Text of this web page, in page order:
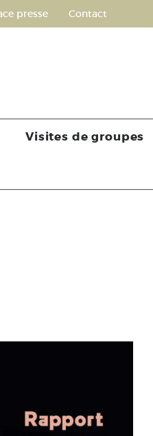
presse Contact
Visites de groupes